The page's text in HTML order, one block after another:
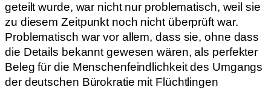
geteilt wurde, war nicht nur problematisch, weil sie
zu diesem Zeitpunkt noch nicht überprüft war.
Problematisch war vor allem, dass sie, ohne dass
die Details bekannt gewesen wären, als perfekter
Beleg für die Menschenfeindlichkeit des Umgangs
der deutschen Bürokratie mit Flüchtlingen